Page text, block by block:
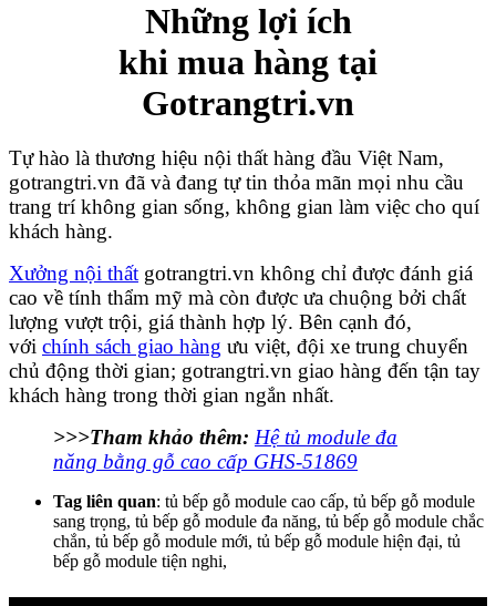
Những lợi ích
khi mua hàng tại
Gotrangtri.vn
Tự hào là thương hiệu nội thất hàng đầu Việt Nam,
gotrangtri.vn đã và đang tự tin thỏa mãn mọi nhu cầu
trang trí không gian sống, không gian làm việc cho quí
khách hàng.
Xưởng nội thất gotrangtri.vn không chỉ được đánh giá
cao về tính thẩm mỹ mà còn được ưa chuộng bởi chất
lượng vượt trội, giá thành hợp lý. Bên cạnh đó,
với chính sách giao hàng ưu việt, đội xe trung chuyển
chủ động thời gian; gotrangtri.vn giao hàng đến tận tay
khách hàng trong thời gian ngắn nhất.
>>>Tham khảo thêm: Hệ tủ module đa
năng bằng gỗ cao cấp GHS-51869
Tag liên quan: tủ bếp gỗ module cao cấp, tủ bếp gỗ module
sang trọng, tủ bếp gỗ module đa năng, tủ bếp gỗ module chắc
chắn, tủ bếp gỗ module mới, tủ bếp gỗ module hiện đại, tủ
bếp gỗ module tiện nghi,